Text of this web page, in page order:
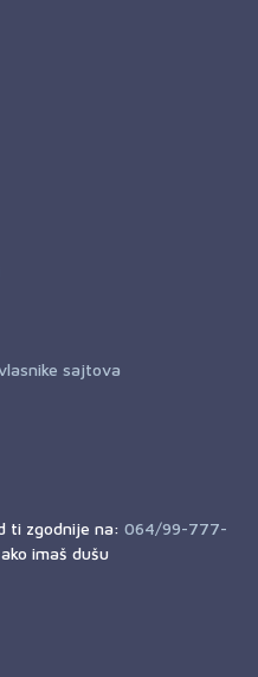
sajtova
ti zgodnije na: 064/99-777-
imaš dušu